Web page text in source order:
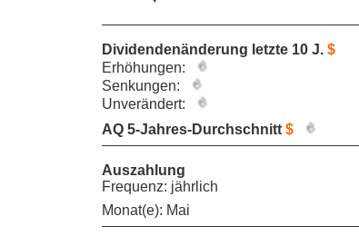
Dividendenänderung letzte 10 J. $
Erhöhungen:
Senkungen:
Unverändert:
AQ 5-Jahres-Durchschnitt $
Auszahlung
Frequenz: jährlich
Monat(e): Mai